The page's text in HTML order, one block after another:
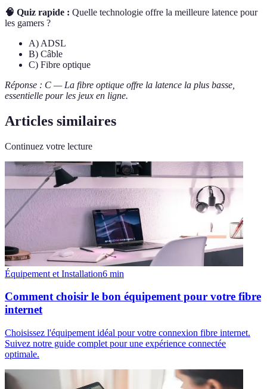
🧠 Quiz rapide : Quelle technologie offre la meilleure latence pour
les gamers ?
A) ADSL
B) Câble
C) Fibre optique
Réponse : C — La fibre optique offre la latence la plus basse,
essentielle pour les jeux en ligne.
Articles similaires
Continuez votre lecture
Équipement et Installation6 min
Comment choisir le bon équipement pour votre fibre
internet
Choisissez l'équipement idéal pour votre connexion fibre internet.
Suivez notre guide complet pour une expérience connectée
optimale.